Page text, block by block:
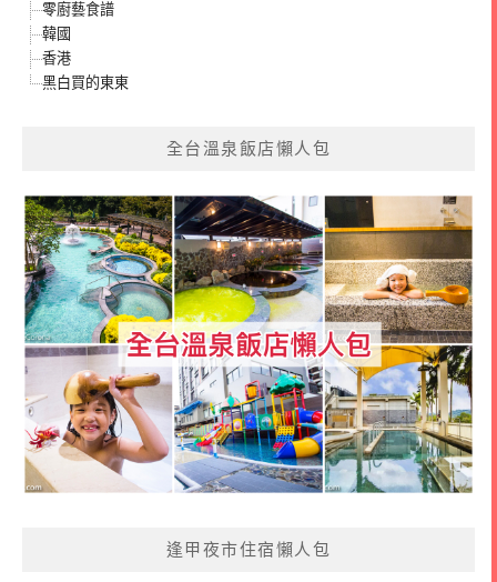
零廚藝食譜
韓國
香港
黑白買的東東
全台溫泉飯店懶人包
逢甲夜市住宿懶人包